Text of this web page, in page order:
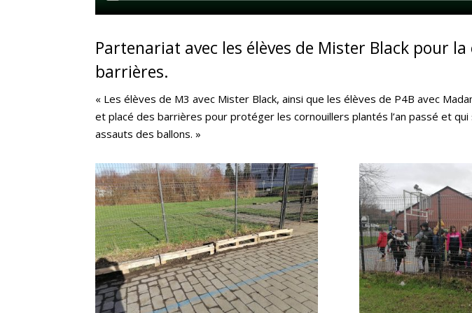
Partenariat avec les élèves de Mister Black pour
barrières.
« Les élèves de M3 avec Mister Black, ainsi que les élèves de P4B avec
et placé des barrières pour protéger les cornouillers plantés l’an passé et
assauts des ballons. »